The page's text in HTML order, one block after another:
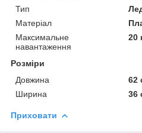
Тип
Матеріал
Максимальне
навантаження
20
Розміри
Довжина
62
Ширина
36
Приховати